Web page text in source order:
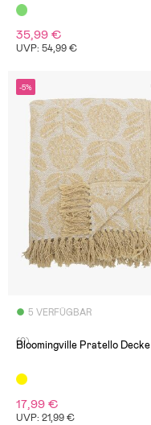
35,99 €
UVP: 54,99 €
-5%
5 VERFÜGBAR
(0)
Bloomingville Pratello Decke
17,99 €
UVP: 21,99 €